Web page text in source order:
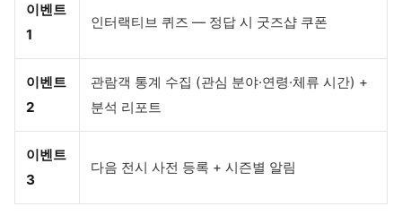
이벤트
1
인터랙티브 퀴즈 — 정답 시 굿즈샵 쿠폰
이벤트
2
관람객 통계 수집 (관심 분야·연령·체류 시간) +
분석 리포트
이벤트
3
다음 전시 사전 등록 + 시즌별 알림